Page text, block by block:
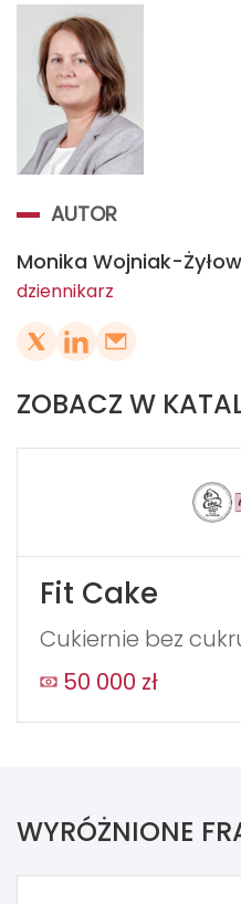
AUTOR
Monika Wojniak-
dziennikarz
ZOBACZ W
Fit Cake
Cukiernie bez
50 000 zł
WYRÓŻNIONE